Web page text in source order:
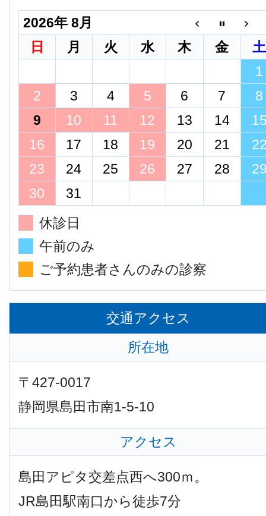
2026年 8月
日
月 火 水 木 金
土
1
2
3 4 5 6 7
8
9
10 11 12 13 14
16
17 18 19 20 21
23
24 25 26 27 28
30
31
休診日
午前のみ
ご予約患者さんのみの診察
交通アクセス
所在地
〒427-0017
静岡県島田市南1-5-10
アクセス
島田アピタ交差点西へ300ｍ。
JR島田駅南口から徒歩7分